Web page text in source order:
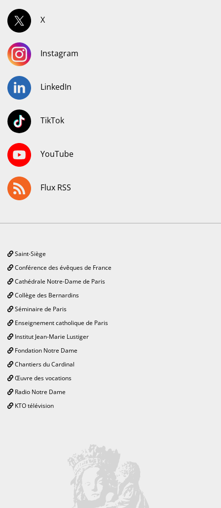
X
Instagram
LinkedIn
TikTok
YouTube
Flux RSS
Saint-Siège
Conférence des évêques de France
Cathédrale Notre-Dame de Paris
Collège des Bernardins
Séminaire de Paris
Enseignement catholique de Paris
Institut Jean-Marie Lustiger
Fondation Notre Dame
Chantiers du Cardinal
Œuvre des vocations
Radio Notre Dame
KTO télévision